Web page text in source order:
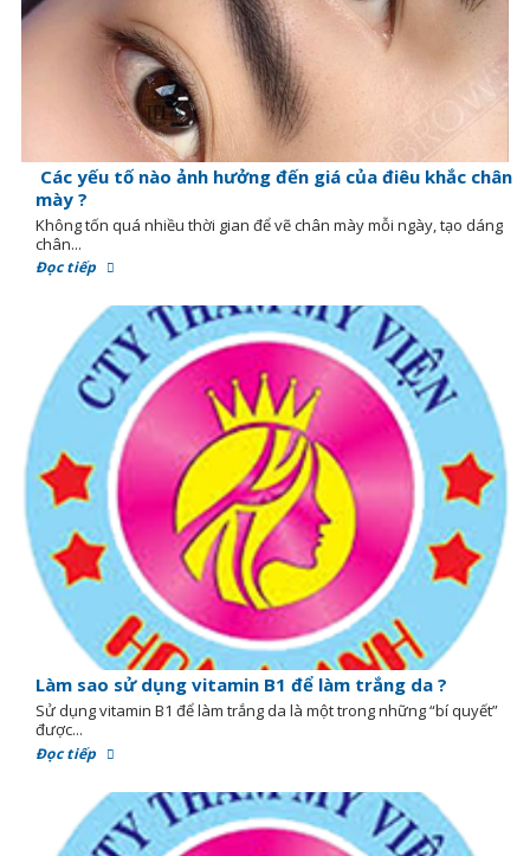
Các yếu tố nào ảnh hưởng đến giá của điêu khắc chân
mày ?
Không tốn quá nhiều thời gian để vẽ chân mày mỗi ngày, tạo dáng
chân...
Đọc tiếp
Làm sao sử dụng vitamin B1 để làm trắng da ?
Sử dụng vitamin B1 để làm trắng da là một trong những “bí quyết”
được...
Đọc tiếp